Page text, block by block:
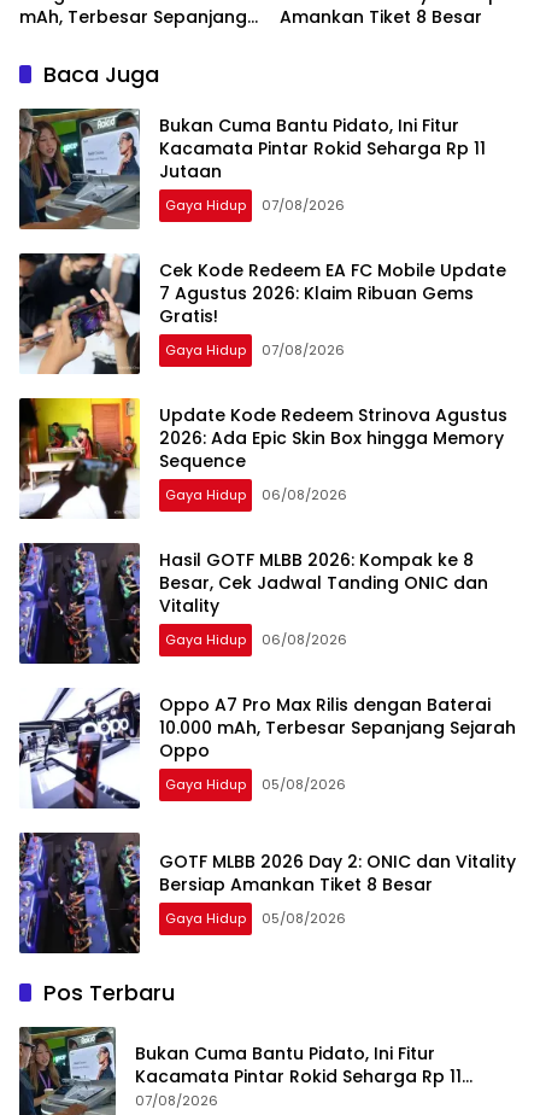
mAh, Terbesar Sepanjang
Amankan Tiket 8 Besar
Baca Juga
Bukan Cuma Bantu Pidato, Ini Fitur
Kacamata Pintar Rokid Seharga Rp 11
Jutaan
Gaya Hidup 07/08/2026
Cek Kode Redeem EA FC Mobile Update
7 Agustus 2026: Klaim Ribuan Gems
Gratis!
Gaya Hidup 07/08/2026
Update Kode Redeem Strinova Agustus
2026: Ada Epic Skin Box hingga Memory
Sequence
Gaya Hidup 06/08/2026
Hasil GOTF MLBB 2026: Kompak ke 8
Besar, Cek Jadwal Tanding ONIC dan
Vitality
Gaya Hidup 06/08/2026
Oppo A7 Pro Max Rilis dengan Baterai
10.000 mAh, Terbesar Sepanjang Sejarah
Oppo
Gaya Hidup 05/08/2026
GOTF MLBB 2026 Day 2: ONIC dan Vitality
Bersiap Amankan Tiket 8 Besar
Gaya Hidup 05/08/2026
Pos Terbaru
Bukan Cuma Bantu Pidato, Ini Fitur
Kacamata Pintar Rokid Seharga Rp 11
Jutaan
07/08/2026